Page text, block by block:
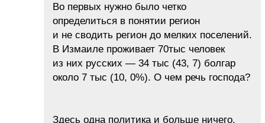
Во первых нужно было четко
определиться в понятии регион
и не сводить регион до мелких поселений.
В Измаиле проживает 70тыс человек
из них русских — 34 тыс (43, 7) болгар
около 7 тыс (10, 0%). О чем речь господа?
Здесь одна политика и больше ничего.